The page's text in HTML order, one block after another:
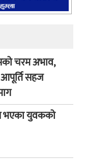
चरम अभाव,
आपूर्ति सहज
भएका युवकको